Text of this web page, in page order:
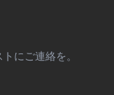
にご連絡を。